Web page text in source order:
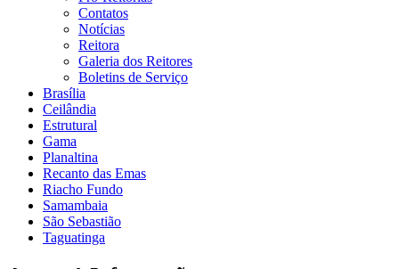
Contatos
Notícias
Reitora
Galeria dos Reitores
Boletins de Serviço
Brasília
Ceilândia
Estrutural
Gama
Planaltina
Recanto das Emas
Riacho Fundo
Samambaia
São Sebastião
Taguatinga